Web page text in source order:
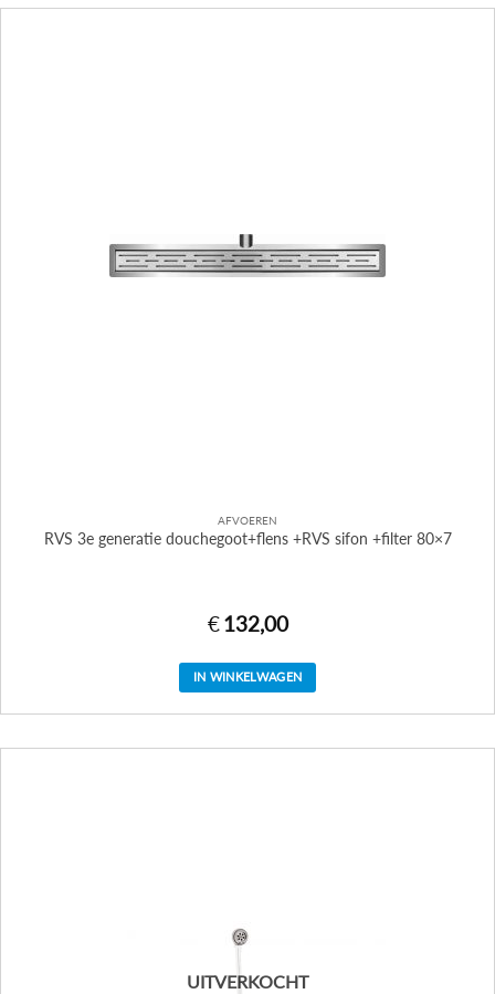
AFVOEREN
RVS 3e generatie douchegoot+flens +RVS sifon +filter 80×7
€ 132,00
IN WINKELWAGEN
UITVERKOCHT